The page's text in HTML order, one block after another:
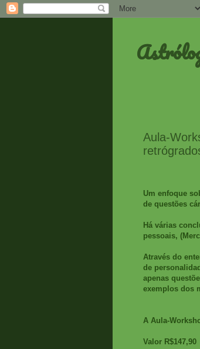
Aula-
Um enfoque
de questões
Há várias
pessoais,
Através do
de
apenas
exemplos dos
A Aula-
Valor R$147,90